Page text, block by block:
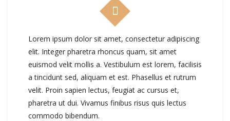
Lorem ipsum dolor sit amet, consectetur adipiscing
elit. Integer pharetra rhoncus quam, sit amet
euismod velit mollis a. Vestibulum est lorem, facilisis
a tincidunt sed, aliquam et est. Phasellus et rutrum
velit. Proin sapien lectus, feugiat ac cursus et,
pharetra ut dui. Vivamus finibus risus quis lectus
commodo bibendum.